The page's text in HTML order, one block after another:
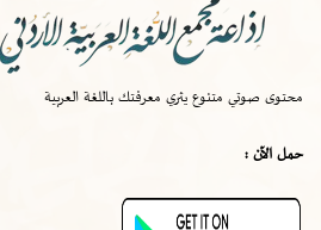
محتوى صوتي متنوع يثري معرفتك باللغة العربية
حمل الآن :
الخميس-١٠:٠٠ ص
صواب
قصة اختراع